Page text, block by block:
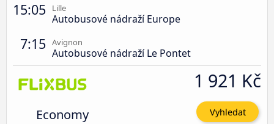
15:05 Lille
Autobusové nádraží Europe
7:15 Avignon
Autobusové nádraží Le Pontet
Economy
1 921 Kč
Vyhledat